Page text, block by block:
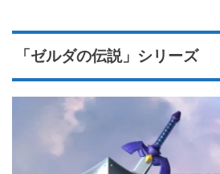
「ゼルダの伝説」シリーズ